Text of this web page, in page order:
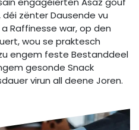
zënter Dausende vu
Raffinesse war, op den
wou se praktesch
engem feste Bestanddeel
gesonde Snack
virun all deene Joren.